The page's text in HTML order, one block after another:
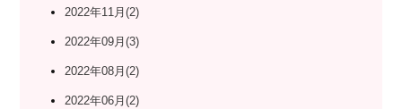
2022年11月(2)
2022年09月(3)
2022年08月(2)
2022年06月(2)